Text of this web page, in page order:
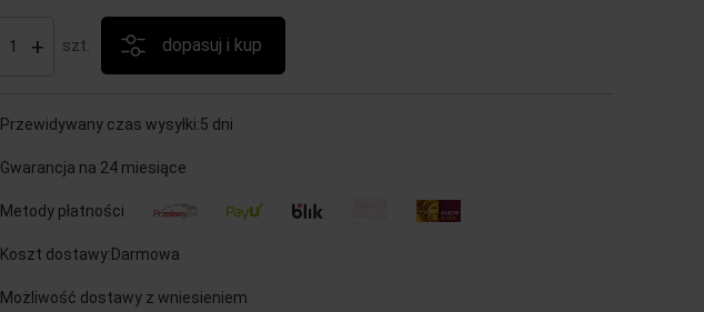
+ szt. dopasuj i kup
Przewidywany czas wysyłki:5 dni
Gwarancja na 24 miesiące
Metody płatności
Koszt dostawy:Darmowa
Możliwość dostawy z wniesieniem